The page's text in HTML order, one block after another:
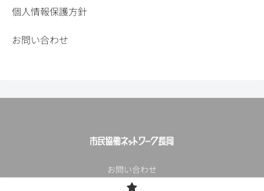
個人情報保護方針
お問い合わせ
お問い合わせ